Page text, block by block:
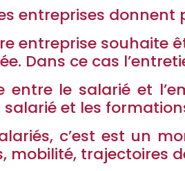
entreprises donnent
entreprise souhaite
Dans ce cas
le salarié et
et les
c’est est un
mobilité, trajectoires